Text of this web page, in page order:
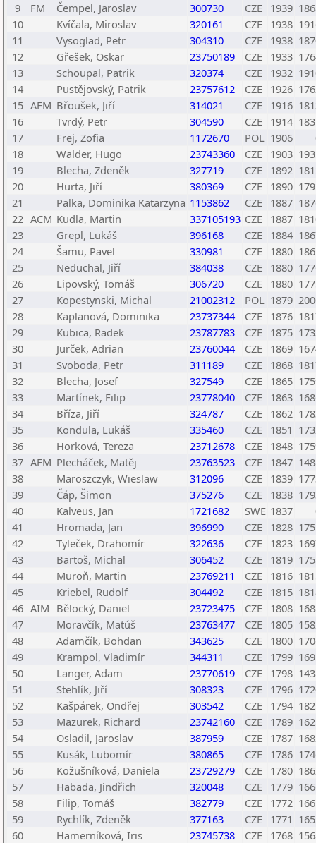
9
FM Čempel, Jaroslav 300730 CZE 1939
10
Kvíčala, Miroslav 320161 CZE 1938
11
Vysoglad, Petr 304310 CZE 1938
12
Gřešek, Oskar 23750189 CZE 1933
13
Schoupal, Patrik 320374 CZE 1932
14
Pustějovský, Patrik 23757612 CZE 1926
15 AFM Břoušek, Jiří 314021 CZE 1916
16
Tvrdý, Petr 304590 CZE 1914
17
Frej, Zofia 1172670 POL 1906
18
Walder, Hugo 23743360 CZE 1903
19
Blecha, Zdeněk 327719 CZE 1892
20
Hurta, Jiří 380369 CZE 1890
21
Palka, Dominika Katarzyna 1153862 CZE 1887
22 ACM Kudla, Martin 337105193 CZE 1887
23
Grepl, Lukáš 396168 CZE 1884
24
Šamu, Pavel 330981 CZE 1880
25
Neduchal, Jiří 384038 CZE 1880
26
Lipovský, Tomáš 306720 CZE 1880
27
Kopestynski, Michal 21002312 POL 1879
28
Kaplanová, Dominika 23737344 CZE 1876
29
Kubica, Radek 23787783 CZE 1875
30
Jurček, Adrian 23760044 CZE 1869
31
Svoboda, Petr 311189 CZE 1868
32
Blecha, Josef 327549 CZE 1865
33
Martínek, Filip 23778040 CZE 1863
34
Bříza, Jiří 324787 CZE 1862
35
Kondula, Lukáš 335460 CZE 1851
36
Horková, Tereza 23712678 CZE 1848
37 AFM Plecháček, Matěj 23763523 CZE 1847
38
Maroszczyk, Wieslaw 312096 CZE 1839
39
Čáp, Šimon 375276 CZE 1838
40
Kalveus, Jan 1721682 SWE 1837
41
Hromada, Jan 396990 CZE 1828
42
Tyleček, Drahomír 322636 CZE 1823
43
Bartoš, Michal 306452 CZE 1819
44
Muroň, Martin 23769211 CZE 1816
45
Kriebel, Rudolf 304492 CZE 1815
46 AIM Bělocký, Daniel 23723475 CZE 1808
47
Moravčík, Matúš 23763477 CZE 1805
48
Adamčík, Bohdan 343625 CZE 1800
49
Krampol, Vladimír 344311 CZE 1799
50
Langer, Adam 23770619 CZE 1798
51
Stehlík, Jiří 308323 CZE 1796
52
Kašpárek, Ondřej 303542 CZE 1794
53
Mazurek, Richard 23742160 CZE 1789
54
Osladil, Jaroslav 387959 CZE 1787
55
Kusák, Lubomír 380865 CZE 1786
56
Kožušníková, Daniela 23729279 CZE 1780
57
Habada, Jindřich 320048 CZE 1779
58
Filip, Tomáš 382779 CZE 1772
59
Rychlík, Zdeněk 377163 CZE 1771
60
Hamerníková, Iris 23745738 CZE 1768